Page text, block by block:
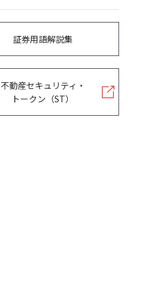
証券用語解説集
不動産セキュリティ・
トークン（ST）